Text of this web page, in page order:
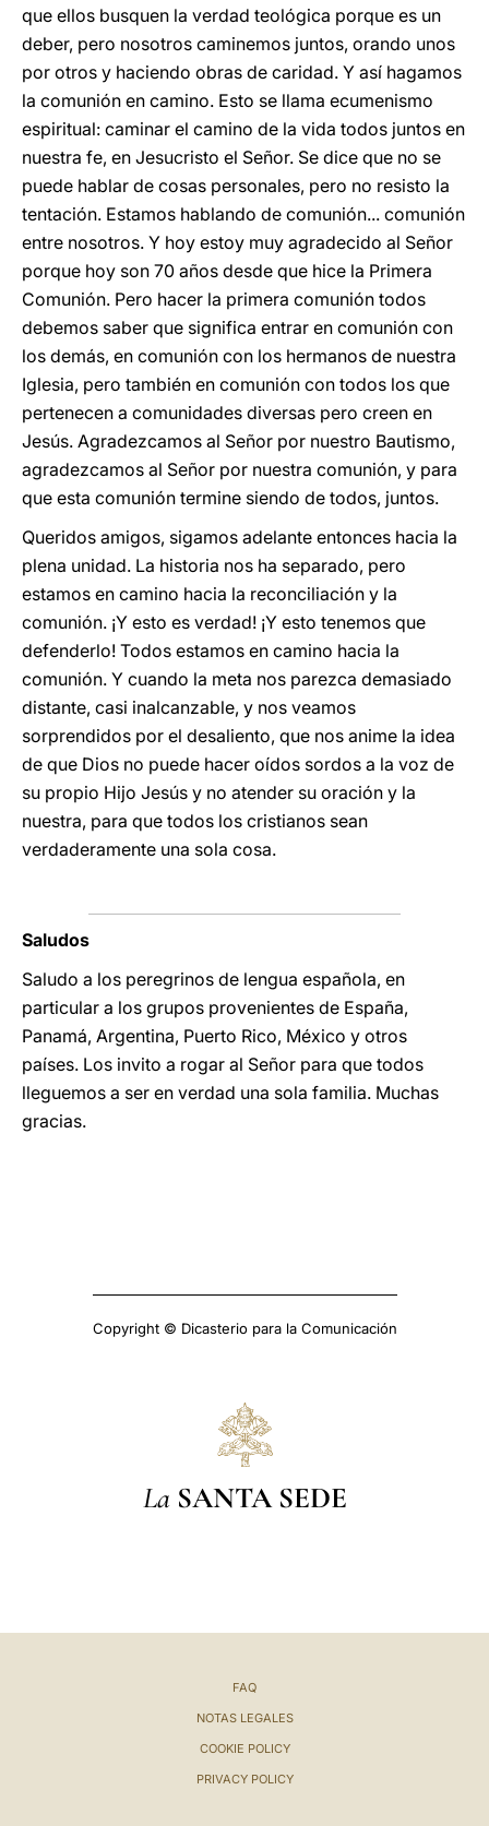
que ellos busquen la verdad teológica porque es un
deber, pero nosotros caminemos juntos, orando unos
por otros y haciendo obras de caridad. Y así hagamos
la comunión en camino. Esto se llama ecumenismo
espiritual: caminar el camino de la vida todos juntos en
nuestra fe, en Jesucristo el Señor. Se dice que no se
puede hablar de cosas personales, pero no resisto la
tentación. Estamos hablando de comunión... comunión
entre nosotros. Y hoy estoy muy agradecido al Señor
porque hoy son 70 años desde que hice la Primera
Comunión. Pero hacer la primera comunión todos
debemos saber que significa entrar en comunión con
los demás, en comunión con los hermanos de nuestra
Iglesia, pero también en comunión con todos los que
pertenecen a comunidades diversas pero creen en
Jesús. Agradezcamos al Señor por nuestro Bautismo,
agradezcamos al Señor por nuestra comunión, y para
que esta comunión termine siendo de todos, juntos.
Queridos amigos, sigamos adelante entonces hacia la
plena unidad. La historia nos ha separado, pero
estamos en camino hacia la reconciliación y la
comunión. ¡Y esto es verdad! ¡Y esto tenemos que
defenderlo! Todos estamos en camino hacia la
comunión. Y cuando la meta nos parezca demasiado
distante, casi inalcanzable, y nos veamos
sorprendidos por el desaliento, que nos anime la idea
de que Dios no puede hacer oídos sordos a la voz de
su propio Hijo Jesús y no atender su oración y la
nuestra, para que todos los cristianos sean
verdaderamente una sola cosa.
Saludos
Saludo a los peregrinos de lengua española, en
particular a los grupos provenientes de España,
Panamá, Argentina, Puerto Rico, México y otros
países. Los invito a rogar al Señor para que todos
lleguemos a ser en verdad una sola familia. Muchas
gracias.
Copyright © Dicasterio para la Comunicación
La SANTA SEDE
FAQ
NOTAS LEGALES
COOKIE POLICY
PRIVACY POLICY